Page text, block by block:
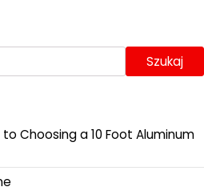
Szukaj
Choosing a 10 Foot Aluminum